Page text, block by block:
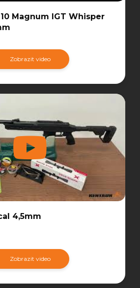
Magnum IGT Whisper
Zobrazit video
4,5mm
Zobrazit video